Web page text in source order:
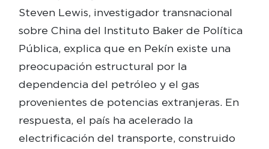
Steven Lewis, investigador transnacional
sobre China del Instituto Baker de Política
Pública, explica que en Pekín existe una
preocupación estructural por la
dependencia del petróleo y el gas
provenientes de potencias extranjeras. En
respuesta, el país ha acelerado la
electrificación del transporte, construido